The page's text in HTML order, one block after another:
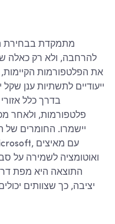
להרחבה, ולא רק כאלה
את הפלטפורמות הקיימות,
ייעודיים לתשתיות ענן
בדרך כלל אזורי
פלטפורמות, ולאחר
יישמרו. החומרים
ואוטומציה לשמירה על
התוצאה היא מפת
יציבה, כך שצוותים